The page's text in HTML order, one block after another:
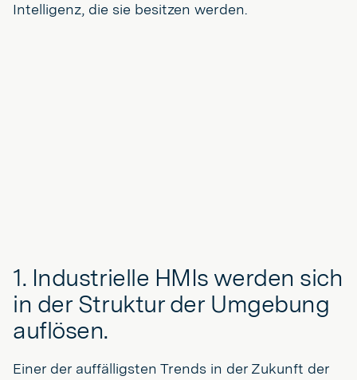
Intelligenz, die sie besitzen werden.
1. Industrielle HMIs werden sich
in der Struktur der Umgebung
auflösen.
Einer der auffälligsten Trends in der Zukunft der